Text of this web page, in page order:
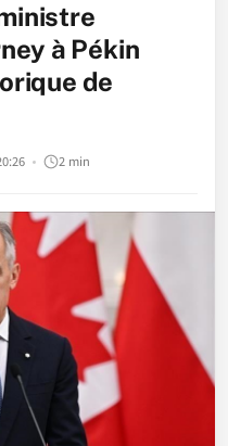
à Pékin
de
2 min